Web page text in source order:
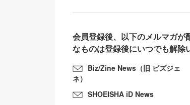
会員登録後、以下のメルマガ
なものは登録後にいつでも解除
Biz/Zine News（旧 ビズジェ
ネ）
SHOEISHA iD News